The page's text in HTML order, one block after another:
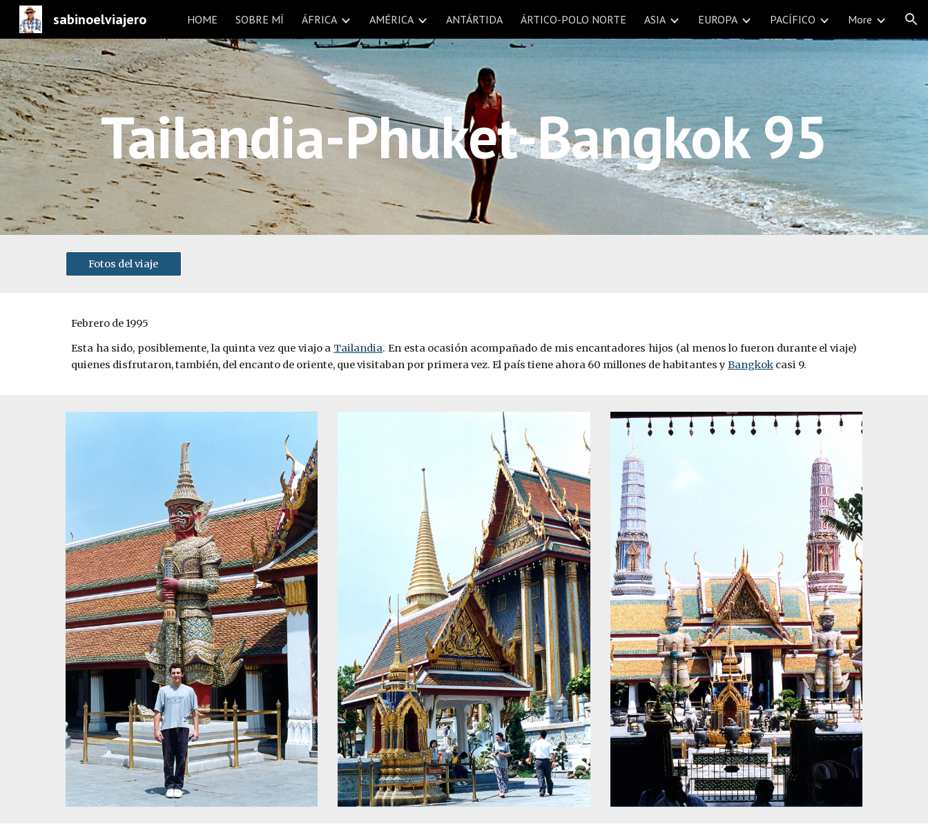
Skip to main content Skip to navigation
sabinoelviajero HOME SOBRE MÍ ÁFRICA AMÉRICA ANTÁRTIDA ÁRTICO-POLO NORTE ASIA EUROPA PACÍFICO More
Tailandia-Phuket-Bangkok 95
Fotos del viaje
Febrero de 1995
Esta ha sido, posiblemente, la quinta vez que viajo a Tailandia. En esta ocasión acompañado de mis encantadores hijos (al menos lo fueron durante el viaje)
quienes disfrutaron, también, del encanto de oriente, que visitaban por primera vez. El país tiene ahora 60 millones de habitantes yBangkokcasi 9.